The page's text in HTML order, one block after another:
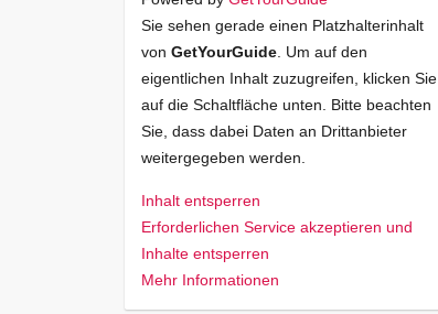
Sie sehen gerade einen Platzhalterinhalt
von GetYourGuide. Um auf den
eigentlichen Inhalt zuzugreifen, klicken Sie
auf die Schaltfläche unten. Bitte beachten
Sie, dass dabei Daten an Drittanbieter
weitergegeben werden.
Inhalt entsperren
Erforderlichen Service akzeptieren und
Inhalte entsperren
Mehr Informationen